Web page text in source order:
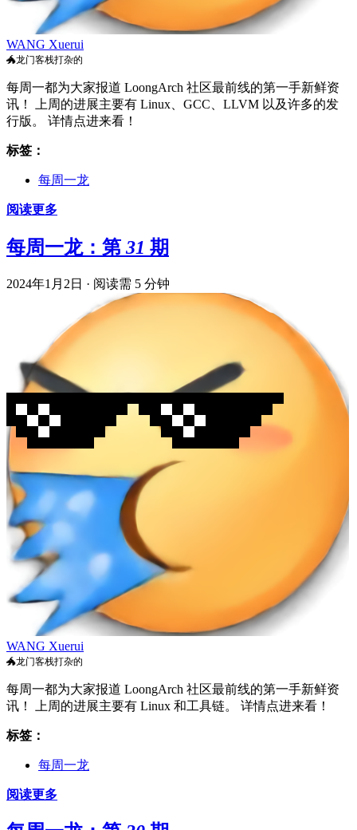
WANG Xuerui
🐲龙门客栈打杂的
每周一都为大家报道 LoongArch 社区最前线的第一手新鲜资
讯！ 上周的进展主要有 Linux、GCC、LLVM 以及许多的发
行版。 详情点进来看！
标签：
每周一龙
阅读更多
每周一龙：第 31 期
2024年1月2日 · 阅读需 5 分钟
WANG Xuerui
🐲龙门客栈打杂的
每周一都为大家报道 LoongArch 社区最前线的第一手新鲜资
讯！ 上周的进展主要有 Linux 和工具链。 详情点进来看！
标签：
每周一龙
阅读更多